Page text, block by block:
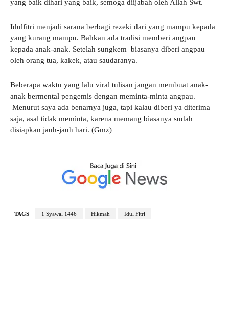
yang baik dihari yang baik, semoga diijabah oleh Allah Swt.
Idulfitri menjadi sarana berbagi rezeki dari yang mampu kepada
yang kurang mampu. Bahkan ada tradisi memberi angpau
kepada anak-anak. Setelah sungkem biasanya diberi angpau
oleh orang tua, kakek, atau saudaranya.
Beberapa waktu yang lalu viral tulisan jangan membuat anak-
anak bermental pengemis dengan meminta-minta angpau.
Menurut saya ada benarnya juga, tapi kalau diberi ya diterima
saja, asal tidak meminta, karena memang biasanya sudah
disiapkan jauh-jauh hari. (Gmz)
TAGS 1 Syawal 1446 Hikmah Idul Fitri